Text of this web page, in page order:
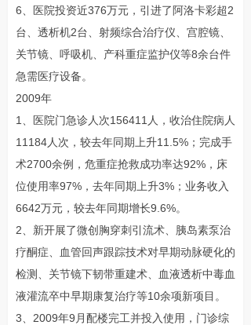
6、医院投资近376万元，引进了阿洛卡彩超2
台、透析机2台、射频综合治疗仪、宫腔镜、
关节镜、呼吸机、产科重症监护仪等8余台件
急需医疗设备。
2009年
1、医院门急诊人次156411人，收治住院病人
11184人次，较去年同期上升11.5%；完成手
术2700余例，危重症抢救成功率达92%，床
位使用率97%，去年同期上升3%；业务收入
6642万元，较去年同期增长9.6%。
2、新开展了微创胸穿刺引流术、胰岛素泵治
疗酮症、血管回声跟踪技术对早期动脉硬化的
检测、关节镜下韧带重建术、血液透析中毒血
液灌流卒中早期康复治疗等10余项新项目。
3、2009年9月配楼完工并投入使用，门诊综